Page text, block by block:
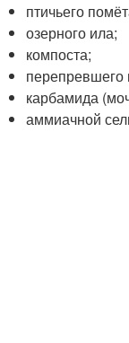
птичьего
озерного ила;
компоста;
перепревшего
карбамида
аммиачной